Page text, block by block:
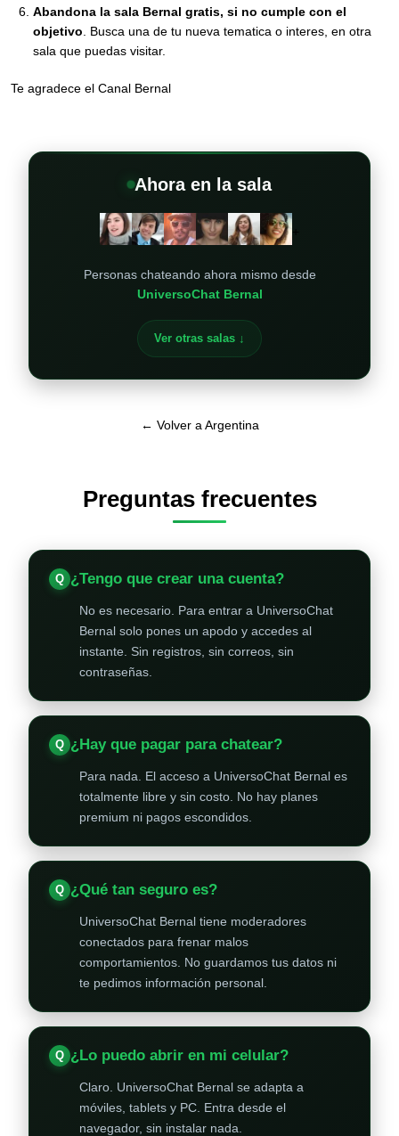
Abandona la sala Bernal gratis, si no cumple con el
objetivo . Busca una de tu nueva tematica o interes, en otra
sala que puedas visitar.
Te agradece el Canal Bernal
Ahora en la sala
Personas chateando ahora mismo desde
UniversoChat Bernal
Ver otras salas ↓
← Volver a Argentina
Preguntas frecuentes
¿Tengo que crear una cuenta?
No es necesario. Para entrar a UniversoChat
Bernal solo pones un apodo y accedes al
instante. Sin registros, sin correos, sin
contraseñas.
¿Hay que pagar para chatear?
Para nada. El acceso a UniversoChat Bernal es
totalmente libre y sin costo. No hay planes
premium ni pagos escondidos.
¿Qué tan seguro es?
UniversoChat Bernal tiene moderadores
conectados para frenar malos
comportamientos. No guardamos tus datos ni
te pedimos información personal.
¿Lo puedo abrir en mi celular?
Claro. UniversoChat Bernal se adapta a
móviles, tablets y PC. Entra desde el
navegador, sin instalar nada.